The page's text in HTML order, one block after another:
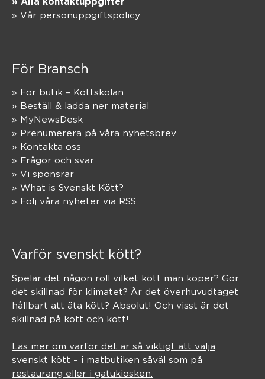
» Vår personuppgiftspolicy
För Bransch
» För butik – Köttskolan
» Beställ & ladda ner material
» MyNewsDesk
» Prenumerera på våra nyhetsbrev
» Kontakta oss
» Frågor och svar
» Vi sponsrar
» What is Svenskt Kött?
» Följ våra nyheter via RSS
Varför svenskt kött?
Spelar det någon roll vilket kött man köper? Gör
det skillnad för klimatet? Är det överhuvudtaget
hållbart att äta kött? Absolut! Och visst är det
skillnad på kött och kött!
Läs mer om varför det är så viktigt att välja
svenskt kött – i matbutiken såväl som på
restaurang eller i gatukiosken.